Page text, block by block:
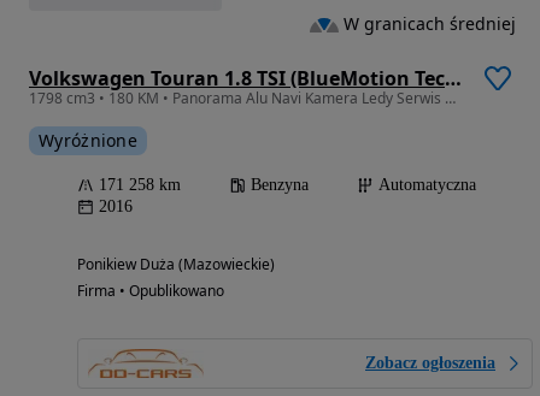
Volkswagen Touran 1.8 TSI (BlueMotion Technology) DSG Highline
1798 cm3 • 180 KM • Panorama Alu Navi Kamera Ledy Serwis Gwarancja
Wyróżnione
171 258 km Benzyna
Automatyczna
2016
Ponikiew Duża (Mazowieckie)
Firma • Opublikowano
Zobacz ogłoszenia
W granicach średniej